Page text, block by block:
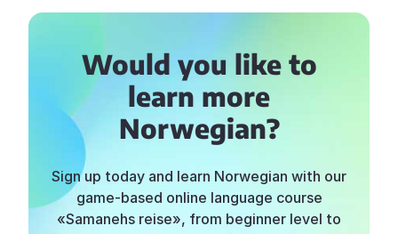
Would you like to
learn more
Norwegian?
Sign up today and learn Norwegian with our
game-based online language course
«Samanehs reise», from beginner level to